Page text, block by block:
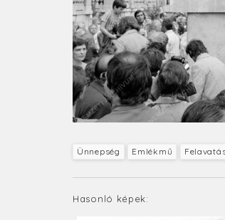
Ünnepség Emlékmű
Hasonló képek: